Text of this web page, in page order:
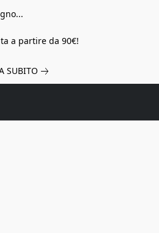
a partire da 90€!
SUBITO